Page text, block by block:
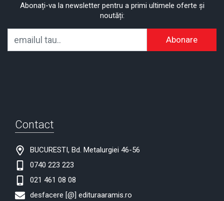
Abonați-va la newsletter pentru a primi ultimele oferte și
noutăți:
Abonare
Contact
BUCURESTI, Bd. Metalurgiei 46-56
0740 223 223
021 461 08 08
desfacere [@] edituraaramis.ro